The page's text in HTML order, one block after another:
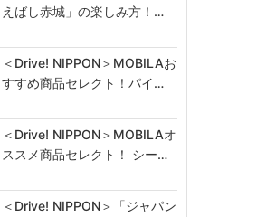
えばし赤城」の楽しみ方！…
＜Drive! NIPPON＞MOBILAお
すすめ商品セレクト！パイ…
＜Drive! NIPPON＞MOBILAオ
ススメ商品セレクト！ シー…
＜Drive! NIPPON＞「ジャパン